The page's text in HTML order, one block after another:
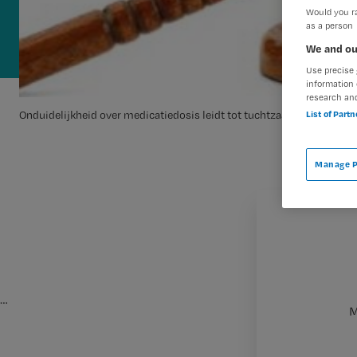
Onduidelijkheid over medicatiedosis leidt tot tuchtzaak
…
Would you
as a person
We and
Use
information
research
List of
Manage